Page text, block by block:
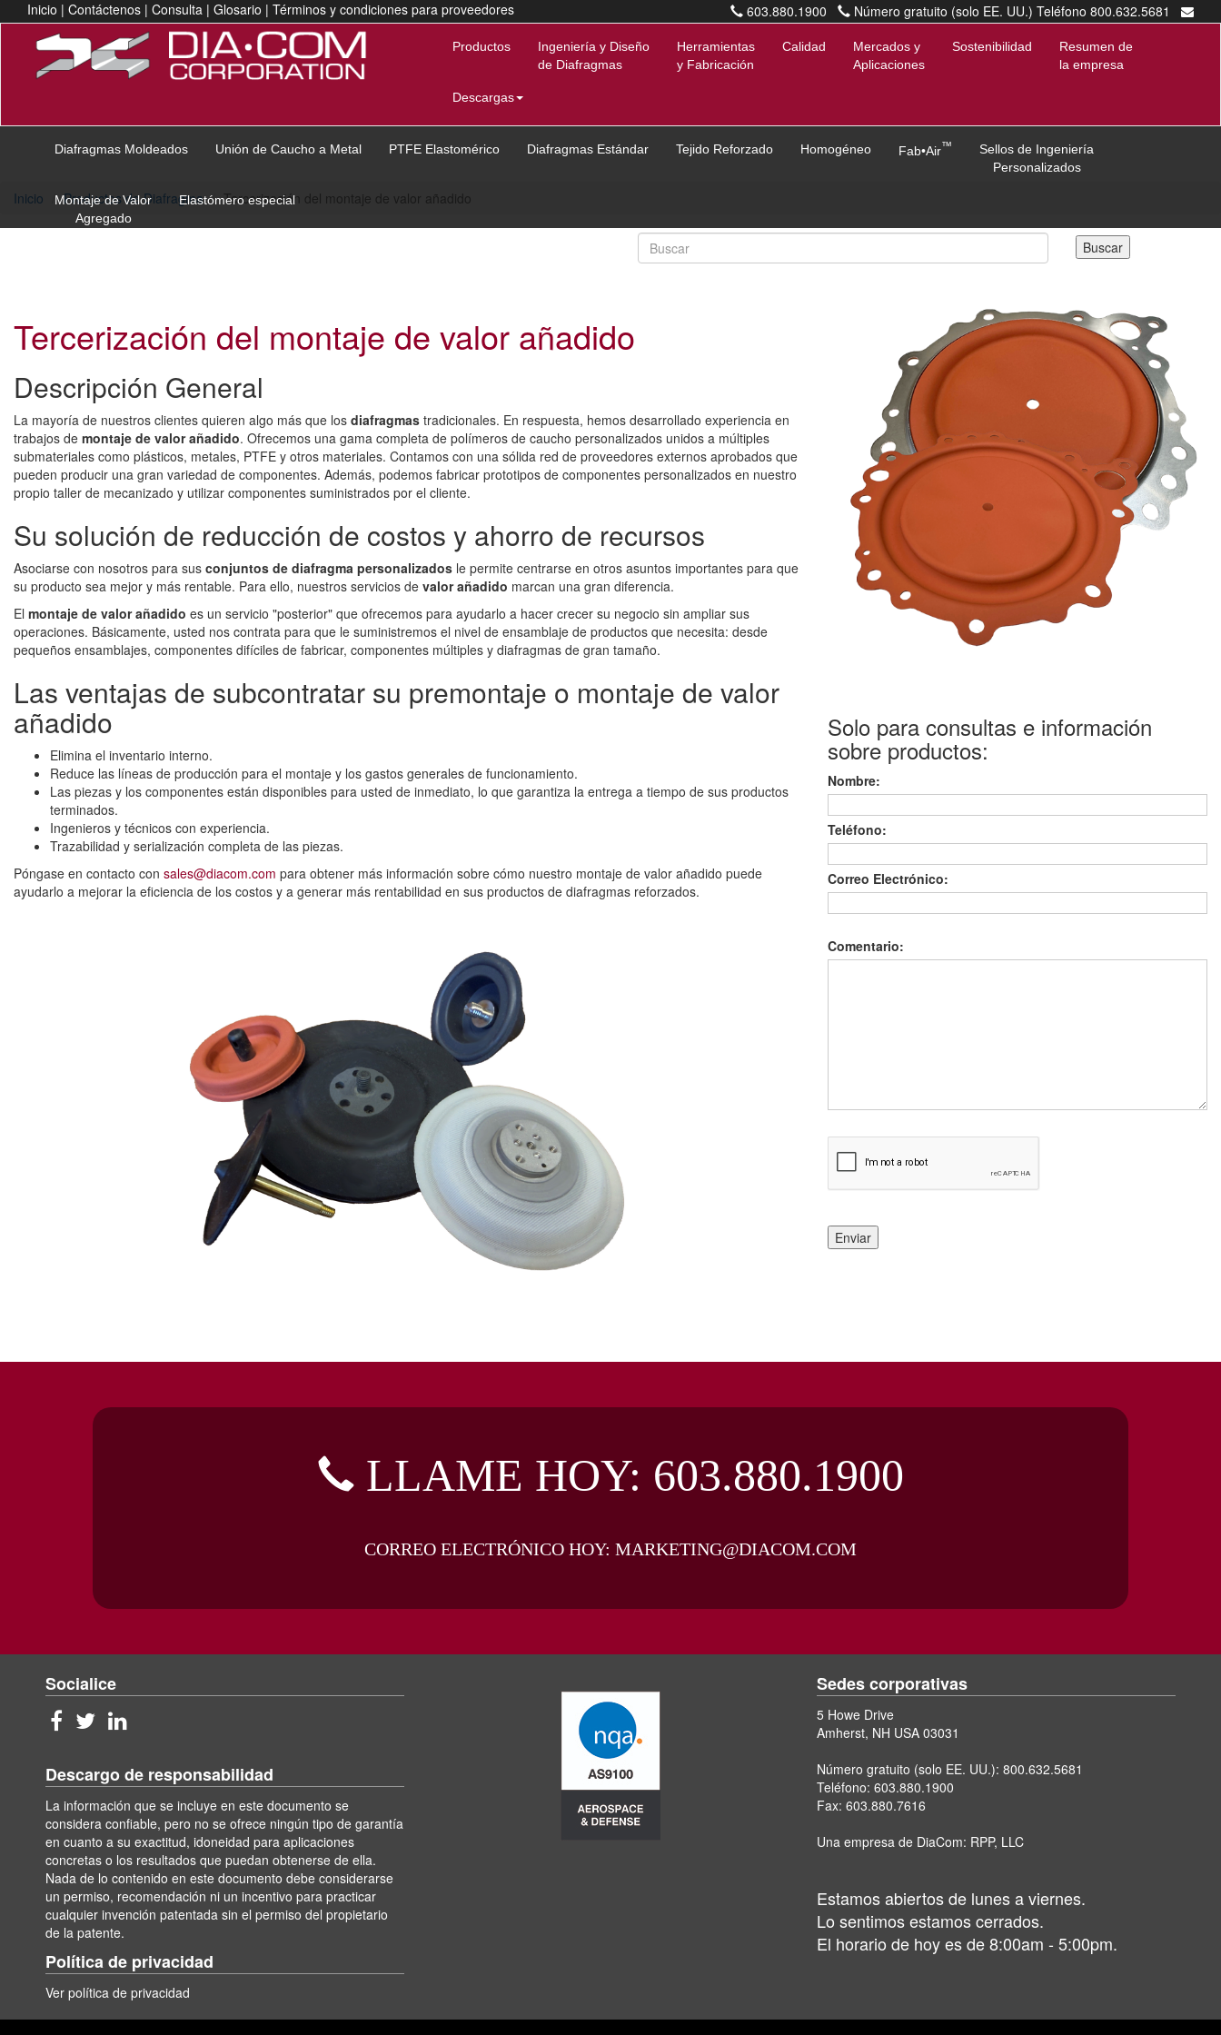
Inicio | Contáctenos | Consulta | Glosario | Términos y condiciones para proveedores 603.880.1900
Número gratuito (solo EE. UU.) Teléfono 800.632.5681
marketing@diacom.com
Productos
Ingeniería y Diseño
de Diafragmas
Herramientas
y Fabricación
Calidad
Mercados y
Aplicaciones
Sostenibilidad
Resumen de
la empresa
Descargas
Diafragmas Moldeados Unión de Caucho a Metal PTFE Elastomérico Diafragmas Estándar Tejido Reforzado Homogéneo Fab•Air™
Sellos de Ingeniería
Personalizados
Montaje de Valor
Agregado
Elastómero especial
Inicio Productos de Diafragma Tercerización del montaje de valor añadido
Tercerización del montaje de valor añadido
Descripción General
La mayoría de nuestros clientes quieren algo más que los diafragmas tradicionales. En respuesta, hemos desarrollado experiencia en
trabajos de montaje de valor añadido. Ofrecemos una gama completa de polímeros de caucho personalizados unidos a múltiples
submateriales como plásticos, metales, PTFE y otros materiales. Contamos con una sólida red de proveedores externos aprobados que
pueden producir una gran variedad de componentes. Además, podemos fabricar prototipos de componentes personalizados en nuestro
propio taller de mecanizado y utilizar componentes suministrados por el cliente.
Su solución de reducción de costos y ahorro de recursos
Asociarse con nosotros para sus conjuntos de diafragma personalizados le permite centrarse en otros asuntos importantes para que
su producto sea mejor y más rentable. Para ello, nuestros servicios de valor añadido marcan una gran diferencia.
El montaje de valor añadido es un servicio "posterior" que ofrecemos para ayudarlo a hacer crecer su negocio sin ampliar sus
operaciones. Básicamente, usted nos contrata para que le suministremos el nivel de ensamblaje de productos que necesita: desde
pequeños ensamblajes, componentes difíciles de fabricar, componentes múltiples y diafragmas de gran tamaño.
Las ventajas de subcontratar su premontaje o montaje de valor
añadido
Elimina el inventario interno.
Reduce las líneas de producción para el montaje y los gastos generales de funcionamiento.
Las piezas y los componentes están disponibles para usted de inmediato, lo que garantiza la entrega a tiempo de sus productos
terminados.
Ingenieros y técnicos con experiencia.
Trazabilidad y serialización completa de las piezas.
Póngase en contacto con sales@diacom.com para obtener más información sobre cómo nuestro montaje de valor añadido puede
ayudarlo a mejorar la eficiencia de los costos y a generar más rentabilidad en sus productos de diafragmas reforzados.
Solo para consultas e información
sobre productos:
Nombre:
Teléfono:
Correo Electrónico:
Comentario:
LLAME HOY: 603.880.1900
CORREO ELECTRÓNICO HOY: MARKETING@DIACOM.COM
Socialice
Descargo de responsabilidad
La información que se incluye en este documento se
considera confiable, pero no se ofrece ningún tipo de garantía
en cuanto a su exactitud, idoneidad para aplicaciones
concretas o los resultados que puedan obtenerse de ella.
Nada de lo contenido en este documento debe considerarse
un permiso, recomendación ni un incentivo para practicar
cualquier invención patentada sin el permiso del propietario
de la patente.
Política de privacidad
Ver política de privacidad
Sedes corporativas
5 Howe Drive
Amherst, NH USA 03031
Número gratuito (solo EE. UU.):800.632.5681
Teléfono:603.880.1900
Fax: 603.880.7616
Una empresa de DiaCom: RPP, LLC
Estamos abiertos de lunes a viernes.
Lo sentimos estamos cerrados.
El horario de hoy es de 8:00am - 5:00pm.